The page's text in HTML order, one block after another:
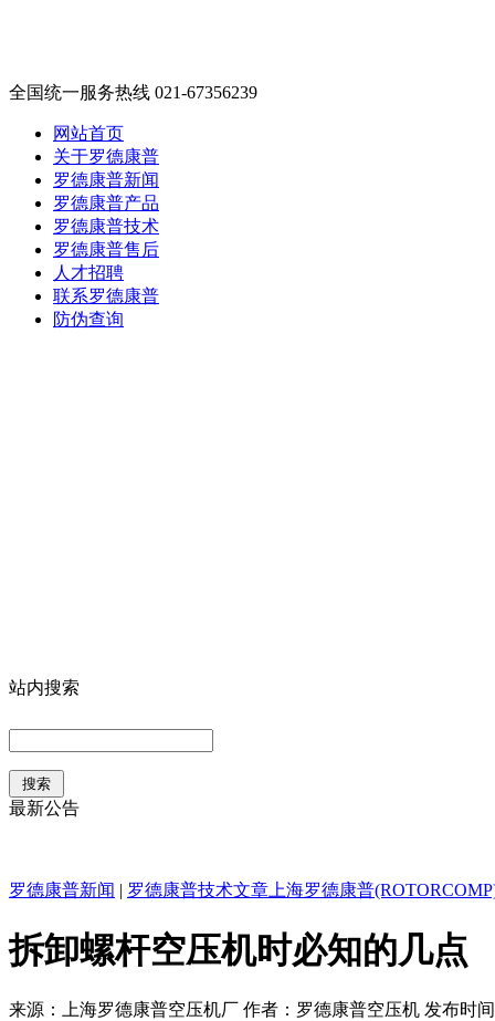
全国统一服务热线 021-67356239
网站首页
关于罗德康普
罗德康普新闻
罗德康普产品
罗德康普技术
罗德康普售后
人才招聘
联系罗德康普
防伪查询
站内搜索
最新公告
罗德康普新闻 | 罗德康普技术文章上海罗德康普
拆卸螺杆空压机时必知的几点
来源：上海罗德康普空压机厂 作者：罗德康普空压机 发布时